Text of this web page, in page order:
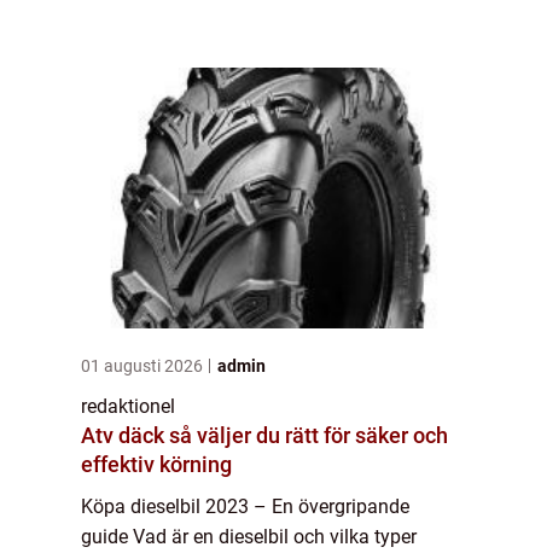
01 augusti 2026 admin
redaktionel
Atv däck så väljer du rätt för säker och
effektiv körning
Köpa dieselbil 2023 – En övergripande
guide Vad är en dieselbil och vilka typer